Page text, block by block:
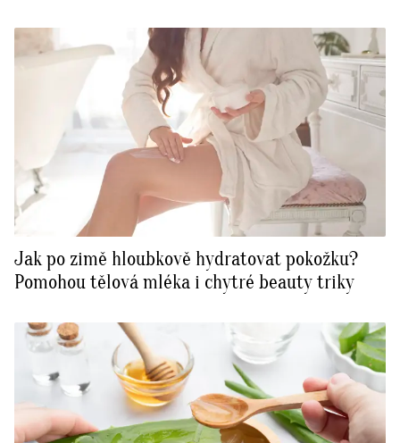
Jak po zimě hloubkově hydratovat pokožku?
Pomohou tělová mléka i chytré beauty triky